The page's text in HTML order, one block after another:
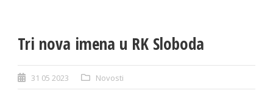
Tri nova imena u RK Sloboda
31 05 2023 Novosti